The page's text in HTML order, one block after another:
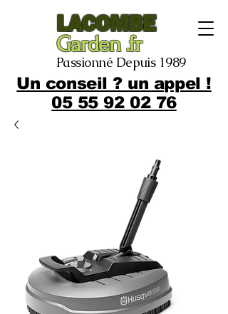
LACOMBE
Garden .fr
Passionné Depuis 1989
Un conseil ? un appel !
05 55 92 02 76